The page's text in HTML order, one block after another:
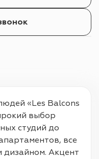
«Les Balcons
выбор
студий до
все
Акцент